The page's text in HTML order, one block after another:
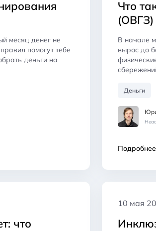
месяц денег не
помогут тебе
деньги на
Что
(ОВГЗ)
В начале
вырос до
Деньги
Подробнее
что
10 мая